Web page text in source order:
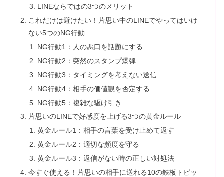
LINEならではの3つのメリット
これだけは避けたい！片思い中のLINEでやってはいけ
ない5つのNG行動
NG行動1：人の悪口を話題にする
NG行動2：突然のスタンプ爆弾
NG行動3：タイミングを考えない送信
NG行動4：相手の価値観を否定する
NG行動5：複雑な駆け引き
片思いのLINEで好感度を上げる3つの黄金ルール
黄金ルール1：相手の言葉を受け止めて返す
黄金ルール2：適切な頻度を守る
黄金ルール3：返信がない時の正しい対処法
今すぐ使える！片思いの相手に送れる10の鉄板トピッ